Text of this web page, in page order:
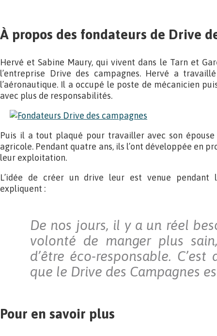
À propos des fondateurs de Drive
Hervé et Sabine Maury, qui vivent dans le Tarn et
l’entreprise Drive des campagnes. Hervé a
l’aéronautique. Il a occupé le poste de mécanicien
avec plus de responsabilités.
Puis il a tout plaqué pour travailler avec son
agricole. Pendant quatre ans, ils l’ont développée en
leur exploitation.
L’idée de créer un drive leur est venue pendant
expliquent :
De nos jours, il y a un réel
volonté de manger plus
d’être éco-responsable.
que le Drive des Campagnes
Pour en savoir plus